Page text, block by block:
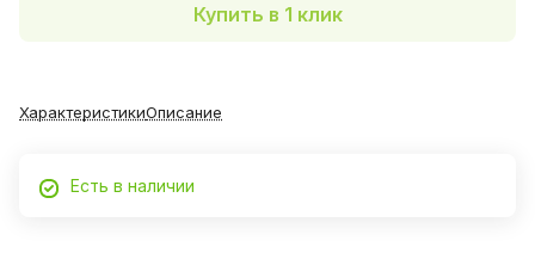
Купить в 1 клик
ХарактеристикиОписание
Есть в наличии